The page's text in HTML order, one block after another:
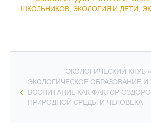
ШКОЛЬНИКОВ, ЭКОЛОГИЯ И ДЕТИ
ЭКОЛОГИЧЕСКИЙ КЛУБ
ЭКОЛОГИЧЕСКОЕ ОБРАЗОВАНИЕ И
ВОСПИТАНИЕ КАК ФАКТОР
ПРИРОДНОЙ СРЕДЫ И ЧЕЛОВЕКА